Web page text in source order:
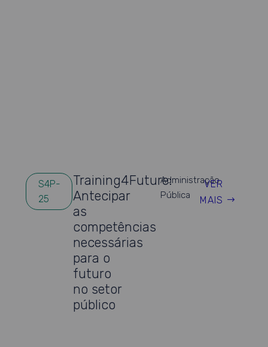
S4P-
25
Training4Future:
Antecipar
as
competências
necessárias
para o
futuro
no setor
público
Administração
Pública
VER
MAIS